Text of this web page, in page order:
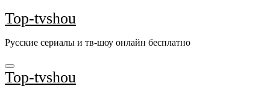
Перейти
к
Top-tvshou
Русские сериалы и тв-шоу онлайн бесплатно
Top-tvshou